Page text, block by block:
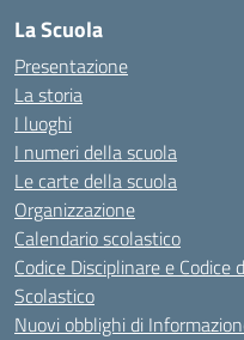
La Scuola
Presentazione
La storia
I luoghi
I numeri della scuola
Le carte della scuola
Organizzazione
Calendario scolastico
Codice Disciplinare e
Scolastico
Nuovi obblighi di